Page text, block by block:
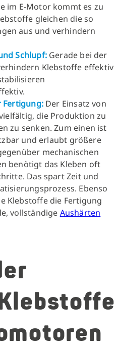
im E-Motor kommt es zu
gleichen die so
aus und verhindern
Schlupf:Gerade bei der
Klebstoffe effektiv
Fertigung:Der Einsatz von
die Produktion zu
zu senken. Zum einen ist
und erlaubt größere
mechanischen
benötigt das Kleben oft
Das spart Zeit und
Ebenso
Klebstoffe die Fertigung
vollständige Aushärten